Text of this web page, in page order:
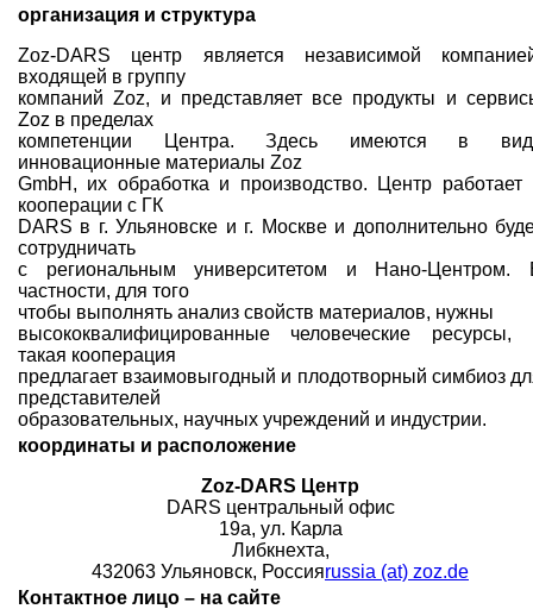
организация и структура
Zoz-DARS центр является независимой
входящей в группу
компаний Zoz, и представляет все продукты и
Zoz в пределах
компетенции Центра. Здесь имеются в
инновационные материалы Zoz
GmbH, их обработка и производство. Центр работает
кооперации с ГК
DARS в г. Ульяновске и г. Москве и дополнительно
сотрудничать
с региональным университетом и Нано-Центром.
частности, для того
чтобы выполнять анализ свойств материалов, нужны
высококвалифицированные человеческие ресурсы,
такая кооперация
предлагает взаимовыгодный и плодотворный симбиоз
представителей
образовательных, научных учреждений и индустрии.
координаты и расположение
Zoz-DARS Центр
DARS центральный офис
19а, ул. Карла
Либкнехта,
432063 Ульяновск, Россияrussia (at) zoz.de
Контактное лицо – на сайте